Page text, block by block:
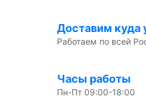
Доставим куда
Работаем по всей
Часы работы
Пн-Пт 09:00-18:00